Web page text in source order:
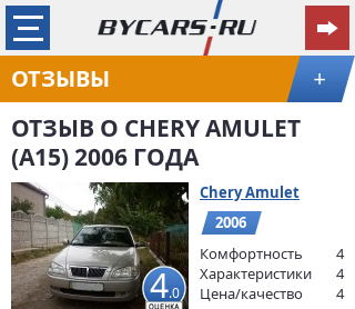
ОТЗЫВЫ +
ОТЗЫВ О CHERY AMULET
(A15) 2006 ГОДА
4.0
Chery Amulet
2006
Комфортность
4
Характеристики
4
Цена/качество
4